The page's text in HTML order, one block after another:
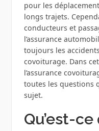
pour les
longs trajets.
conducteurs et
l’assurance
toujours les
covoiturage. Dans
l’assurance
toutes les questions
sujet.
Qu’est-ce